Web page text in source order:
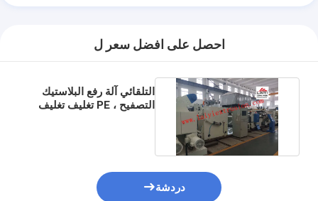
مراقبة الجودة
اتصل بنا
أخبار
آلة التصفيح طلاء البثق
احصل على افضل سعر ل
التلقائي آلة رفع البلاستيك
التصفيح ، PE تغليف تغليف
دردشة